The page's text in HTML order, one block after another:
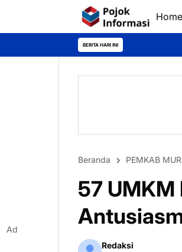
Home
BERITA HARI INI
Beranda PEMKAB
57 UMKM
Redaksi
Ad